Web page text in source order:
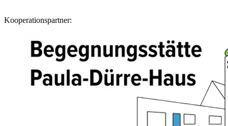
Kooperationspartner: